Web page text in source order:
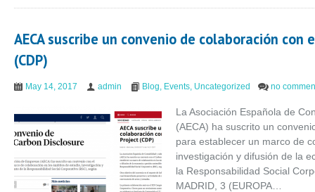
AECA suscribe un convenio de colaboración con
(CDP)
May 14, 2017 admin Blog, Events, Uncategorized no
La Asociación Española de
(AECA) ha suscrito un
para establecer un marco de
investigación y difusión de la
la Responsabilidad Social
MADRID, 3 (EUROPA…